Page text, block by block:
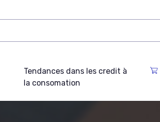
Tendances dans les credit à
la consomation